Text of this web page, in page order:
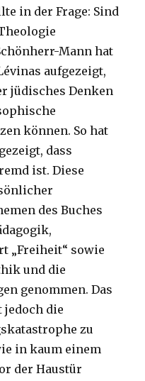
in der Frage: Sind
Mann hat
aufgezeigt,
jüdisches Denken
können. So hat
dass
ist. Diese
des Buches
„Freiheit“ sowie
und die
genommen. Das
jedoch die
zu
in kaum einem
der Haustür